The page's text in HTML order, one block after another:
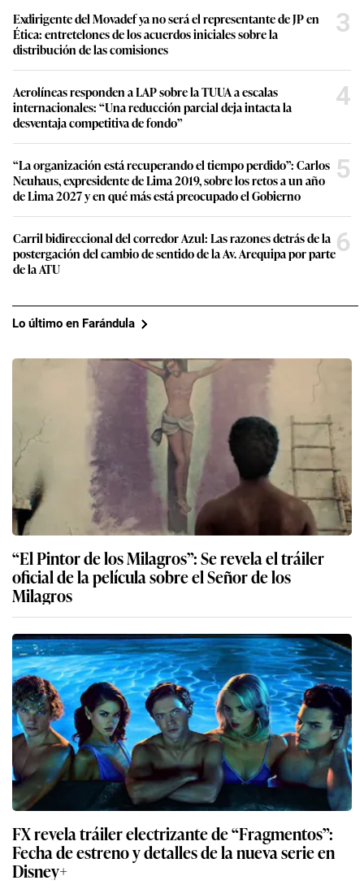
Exdirigente del Movadef ya no será el representante de JP en
Ética: entretelones de los acuerdos iniciales sobre la
distribución de las comisiones
3
Aerolíneas responden a LAP sobre la TUUA a escalas
internacionales: “Una reducción parcial deja intacta la
desventaja competitiva de fondo”
4
“La organización está recuperando el tiempo perdido”: Carlos
Neuhaus, expresidente de Lima 2019, sobre los retos a un año
de Lima 2027 y en qué más está preocupado el Gobierno
5
Carril bidireccional del corredor Azul: Las razones detrás de la
postergación del cambio de sentido de la Av. Arequipa por parte
de la ATU
6
Lo último en Farándula
“El Pintor de los Milagros”: Se revela el tráiler
oficial de la película sobre el Señor de los
Milagros
FX revela tráiler electrizante de “Fragmentos”:
Fecha de estreno y detalles de la nueva serie en
Disney+